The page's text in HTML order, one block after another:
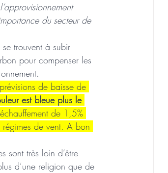
du secteur de
trouvent à subir
pour compenser les
de baisse de
est bleue plus le
de 1,5%
régimes de vent. A bon
sont très loin d’être
d’une religion que de